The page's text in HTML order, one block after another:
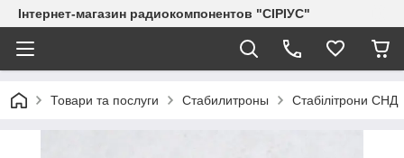
Інтернет-магазин радиокомпонентов "СІРІУС"
Товари та послуги Стабилитроны Стабілітрони СНД